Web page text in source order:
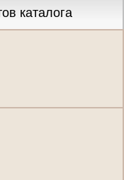
каталога